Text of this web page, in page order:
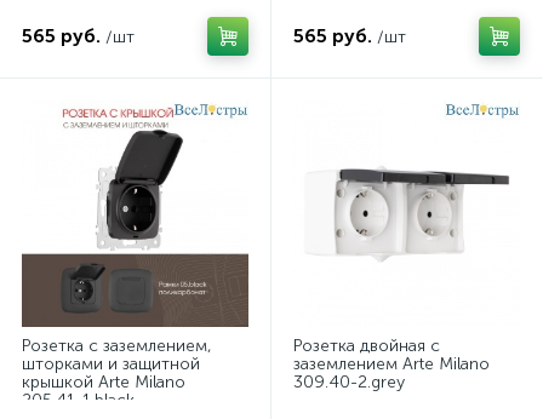
565 руб. /шт 565 руб. /шт
Розетка с заземлением,
шторками и защитной
крышкой Arte Milano
205.41-1.black
Розетка двойная с
заземлением Arte Milano
309.40-2.grey